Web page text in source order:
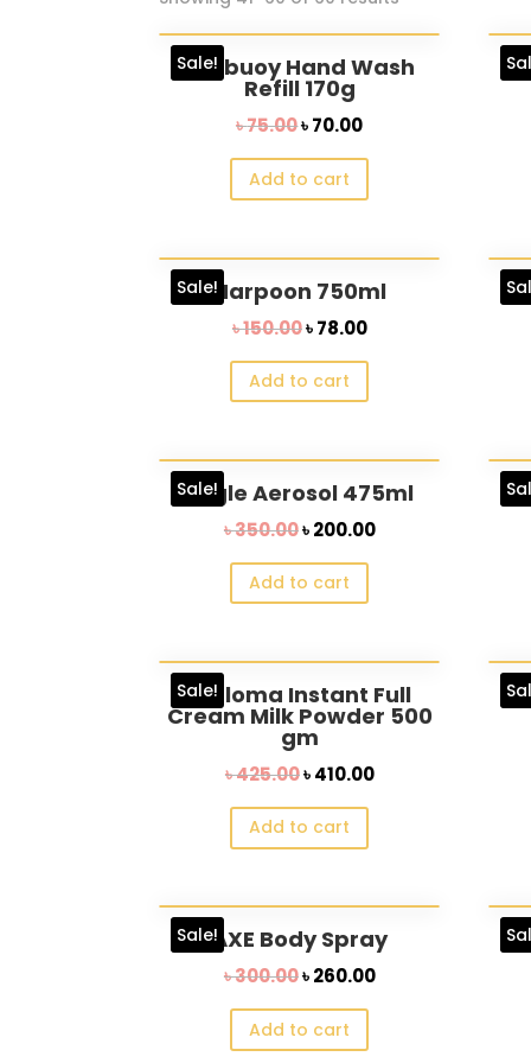
Sale!
Lifebuoy Hand Wash
Refill 170g
৳75.00Original
price
was:
৳70.00Current
price
Add to cart
Sale!Harpoon 750ml
৳150.00Original
price
was:
৳78.00Current
price
Add to cart
Sale!
Eagle Aerosol 475ml
৳350.00Original
price
was:
৳200.00Current
Add to cart
Sale!
Diploma Instant Full
Cream Milk Powder 500
gm
৳425.00Original
price
was:
৳410.00Current
Add to cart
Sale!AXE Body Spray
৳300.00Original
price
was:
৳260.00Current
Add to cart